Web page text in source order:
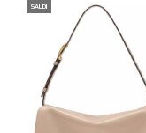
SALDI